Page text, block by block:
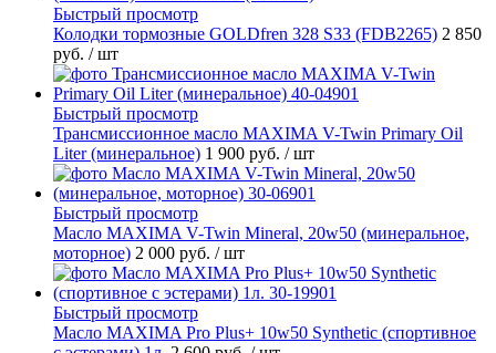
Быстрый просмотр
Колодки тормозные GOLDfren 328 S33 (FDB2265) 2 850
руб. / шт
Быстрый просмотр
Трансмиссионное масло MAXIMA V-Twin Primary Oil
Liter (минеральное) 1 900 руб. / шт
Быстрый просмотр
Масло MAXIMA V-Twin Mineral, 20w50 (минеральное,
моторное) 2 000 руб. / шт
Быстрый просмотр
Масло MAXIMA Pro Plus+ 10w50 Synthetic (спортивное